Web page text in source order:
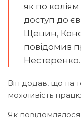
як по
доступ до
Щецин,
повідомив
Нестеренко.
Він додав, що на
можливість
Як